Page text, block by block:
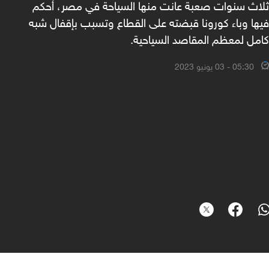
ثلاث سنوات صعبة عانت منها السياحة في مصر، أحكم
فيها وباء كورونا قبضته على القطاع وتسبب بإقفال شبه
كامل لمعظم المقاصد السياحية.
05:30 - 03 يونيو 2023